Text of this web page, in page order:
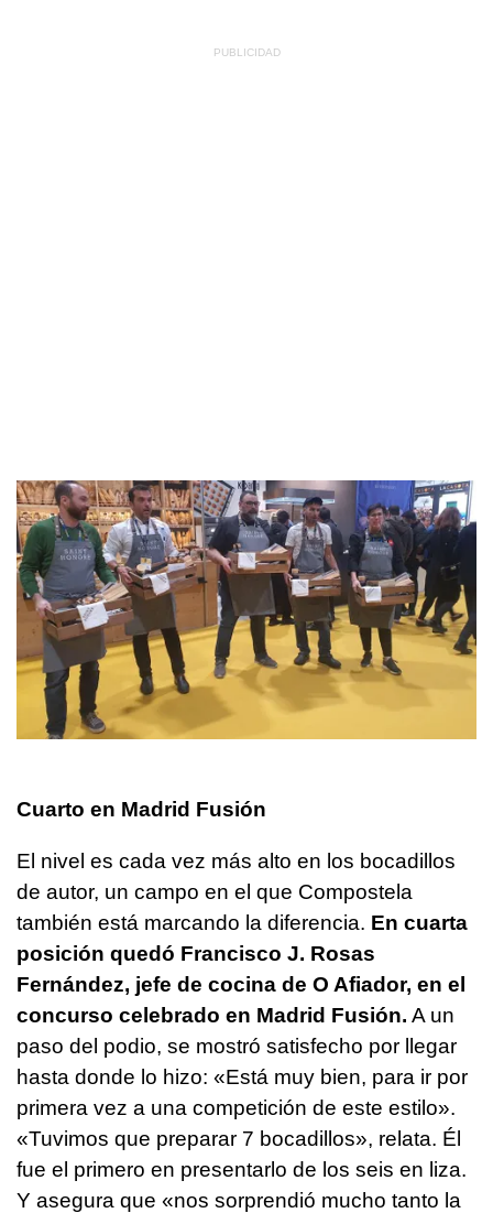
Cuarto en Madrid Fusión
El nivel es cada vez más alto en los bocadillos
de autor, un campo en el que Compostela
también está marcando la diferencia. En cuarta
posición quedó Francisco J. Rosas
Fernández, jefe de cocina de O Afiador, en el
concurso celebrado en Madrid Fusión. A un
paso del podio, se mostró satisfecho por llegar
hasta donde lo hizo: «Está muy bien, para ir por
primera vez a una competición de este estilo».
«Tuvimos que preparar 7 bocadillos», relata. Él
fue el primero en presentarlo de los seis en liza.
Y asegura que «nos sorprendió mucho tanto la